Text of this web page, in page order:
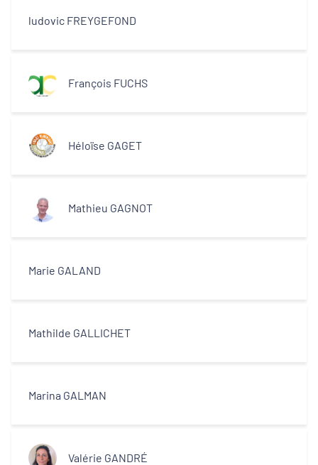
ludovic FREYGEFOND
François FUCHS
Héloïse GAGET
Mathieu GAGNOT
Marie GALAND
Mathilde GALLICHET
Marina GALMAN
Valérie GANDRÉ